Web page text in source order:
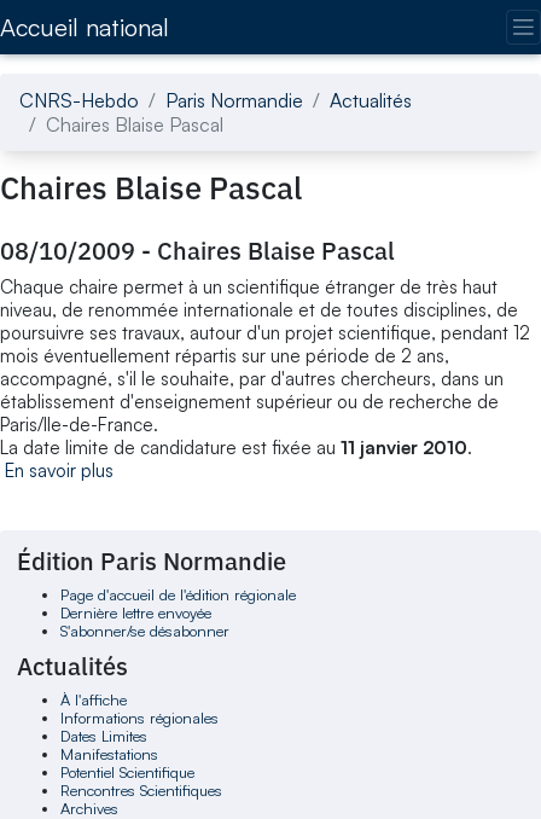
Accueil national
CNRS-Hebdo Paris Normandie
Actualités
Chaires Blaise Pascal
Chaires Blaise Pascal
08/10/2009 - Chaires Blaise Pascal
Chaque chaire permet à un scientifique étranger de très haut
niveau, de renommée internationale et de toutes disciplines, de
poursuivre ses travaux, autour d'un projet scientifique, pendant 12
mois éventuellement répartis sur une période de 2 ans,
accompagné, s'il le souhaite, par d'autres chercheurs, dans un
établissement d'enseignement supérieur ou de recherche de
Paris/Ile-de-France.
La date limite de candidature est fixée au 11 janvier 2010.
En savoir plus
Édition Paris Normandie
Page d'accueil de l'édition régionale
Dernière lettre envoyée
S'abonner/se désabonner
Actualités
À l'affiche
Informations régionales
Dates Limites
Manifestations
Potentiel Scientifique
Rencontres Scientifiques
Archives